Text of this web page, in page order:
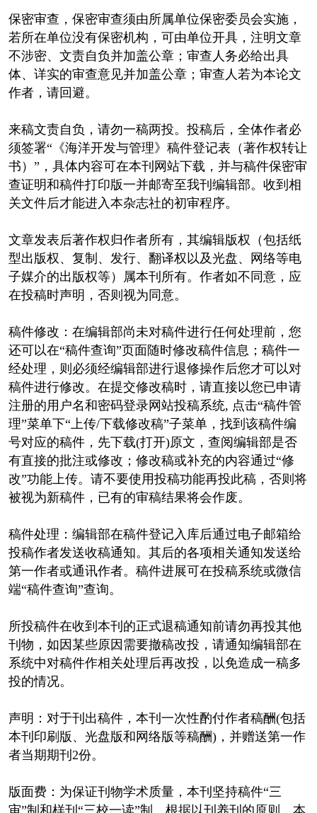
保密审查，保密审查须由所属单位保密委员会实施，
若所在单位没有保密机构，可由单位开具，注明文章
不涉密、文责自负并加盖公章；审查人务必给出具
体、详实的审查意见并加盖公章；审查人若为本论文
作者，请回避。
来稿文责自负，请勿一稿两投。投稿后，全体作者必
须签署“《海洋开发与管理》稿件登记表（著作权转让
书）”，具体内容可在本刊网站下载，并与稿件保密审
查证明和稿件打印版一并邮寄至我刊编辑部。收到相
关文件后才能进入本杂志社的初审程序。
文章发表后著作权归作者所有，其编辑版权（包括纸
型出版权、复制、发行、翻译权以及光盘、网络等电
子媒介的出版权等）属本刊所有。作者如不同意，应
在投稿时声明，否则视为同意。
稿件修改：在编辑部尚未对稿件进行任何处理前，您
还可以在“稿件查询”页面随时修改稿件信息；稿件一
经处理，则必须经编辑部进行退修操作后您才可以对
稿件进行修改。在提交修改稿时，请直接以您已申请
注册的用户名和密码登录网站投稿系统, 点击“稿件管
理”菜单下“上传/下载修改稿”子菜单，找到该稿件编
号对应的稿件，先下载(打开)原文，查阅编辑部是否
有直接的批注或修改；修改稿或补充的内容通过“修
改”功能上传。请不要使用投稿功能再投此稿，否则将
被视为新稿件，已有的审稿结果将会作废。
稿件处理：编辑部在稿件登记入库后通过电子邮箱给
投稿作者发送收稿通知。其后的各项相关通知发送给
第一作者或通讯作者。稿件进展可在投稿系统或微信
端“稿件查询”查询。
所投稿件在收到本刊的正式退稿通知前请勿再投其他
刊物，如因某些原因需要撤稿改投，请通知编辑部在
系统中对稿件作相关处理后再改投，以免造成一稿多
投的情况。
声明：对于刊出稿件，本刊一次性酌付作者稿酬(包括
本刊印刷版、光盘版和网络版等稿酬)，并赠送第一作
者当期期刊2份。
版面费：为保证刊物学术质量，本刊坚持稿件“三
审”制和样刊“三校一读”制。根据以刊养刊的原则，本